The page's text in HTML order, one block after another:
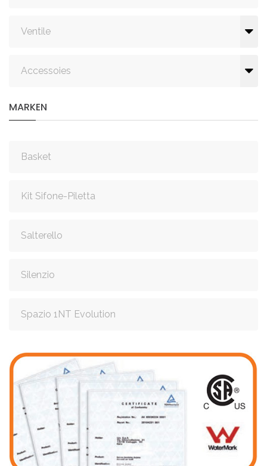
Ventile
Accessoies
MARKEN
Basket
Kit Sifone-Piletta
Salterello
Silenzio
Spazio 1NT Evolution